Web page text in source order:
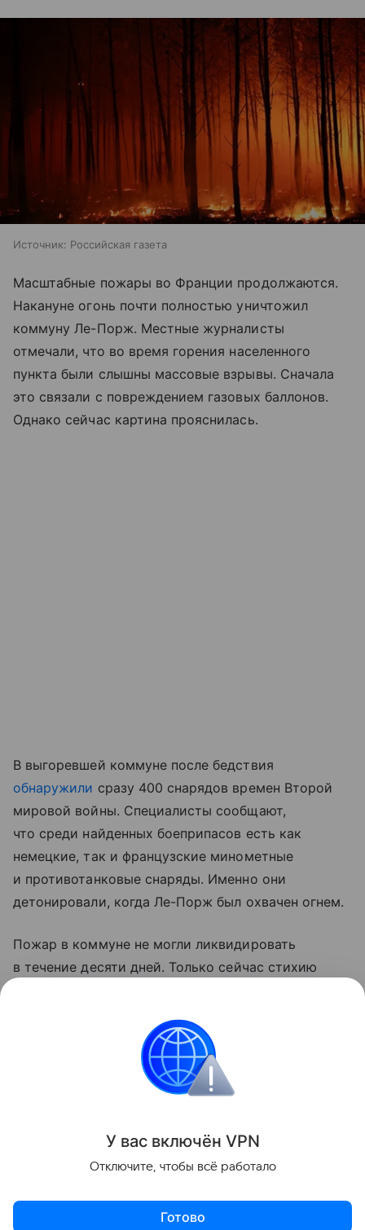
Источник: Российская газета
Масштабные пожары во Франции продолжаются.
Накануне огонь почти полностью уничтожил
коммуну Ле-Порж. Местные журналисты
отмечали, что во время горения населенного
пункта были слышны массовые взрывы. Сначала
это связали с повреждением газовых баллонов.
Однако сейчас картина прояснилась.
В выгоревшей коммуне после бедствия
обнаружили сразу 400 снарядов времен Второй
мировой войны. Специалисты сообщают,
что среди найденных боеприпасов есть как
немецкие, так и французские минометные
и противотанковые снаряды. Именно они
детонировали, когда Ле-Порж был охвачен огнем.
Пожар в коммуне не могли ликвидировать
в течение десяти дней. Только сейчас стихию
из Управления гражданской обороны МВД.
пожары Новости
Поделиться
У вас включён VPN
Отключите, чтобы всё работало
Готово